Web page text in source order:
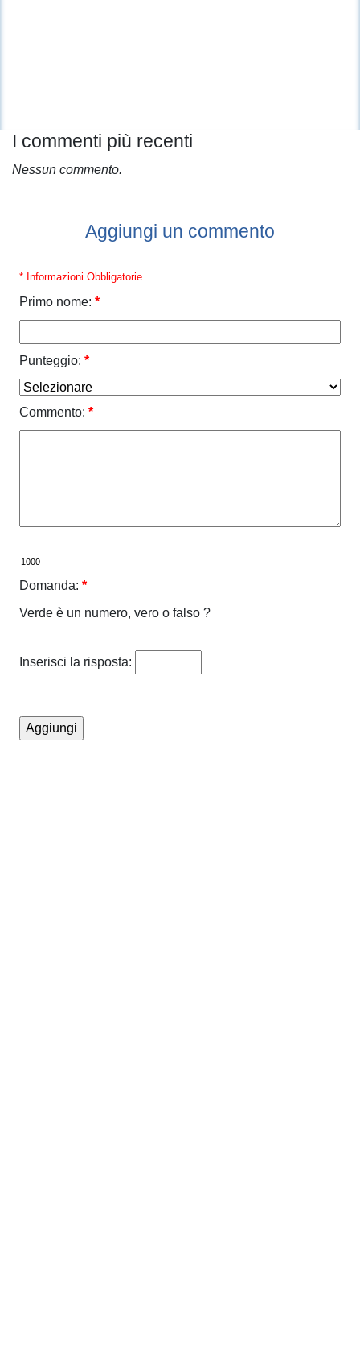
I commenti più recenti
Nessun commento.
Aggiungi un commento
* Informazioni Obbligatorie
Primo nome: *
Punteggio: *
Commento: *
Domanda: *
Verde è un numero, vero o falso ?
Inserisci la risposta: